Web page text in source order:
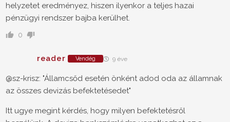
helyzetet eredményez, hiszen ilyenkor a teljes hazai
pénzügyi rendszer bajba kerülhet.
0
reader Vendég 9 éve
@sz-krisz: "Államcsőd esetén önként adod oda az államnak
az összes devizás befektetésedet"
Itt ugye megint kérdés, hogy milyen befektetésről